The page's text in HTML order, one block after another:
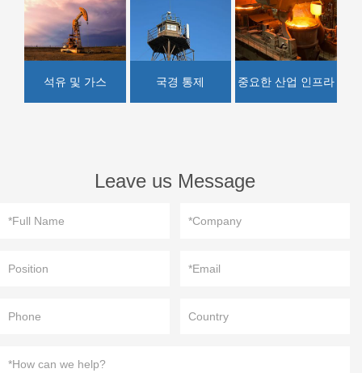
석유 및 가스 국경 통제 중요한 산업 인프라
Leave us Message